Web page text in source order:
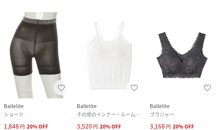
Ballelite
ショーツ
1,848 円 20%OFF
Ballelite
その他のインナー・ルームウェア
3,520 円 20%OFF
Ballelite
ブラジャー
3,168 円 20%OFF